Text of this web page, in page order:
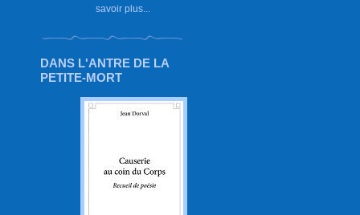
savoir plus...
DANS L'ANTRE DE LA
PETITE-MORT